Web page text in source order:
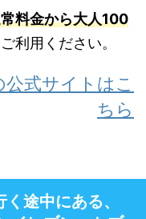
料金から大人100
利用ください。
式サイトはこ
ちら
途中にある、